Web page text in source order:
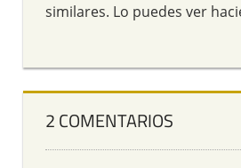
similares. Lo puedes ver
2 COMENTARIOS